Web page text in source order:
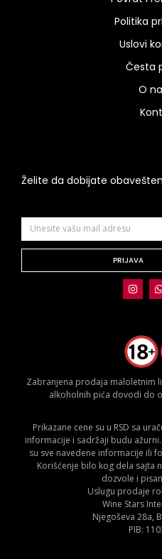
Politika
Uslovi
Česta
O
Želite da dobijate
PRIJAVA
Zabranjena prodaja maloletnim
alkoholnih pića dovodi do
Prikazane cene su u RSD sa
informacije i sadržaji budu
su sve navedene informacije ili
Korišćenje bilo kog dela sajta
dozvole i
Uslugu prodaje
Wine Stars
Njegoševa 28a,
PIB: